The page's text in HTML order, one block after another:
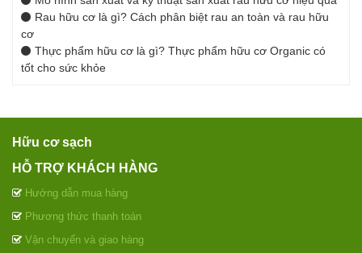
Rau hữu cơ là gì? Cách phân biệt rau an toàn và rau hữu
cơ
Thực phẩm hữu cơ là gì? Thực phẩm hữu cơ Organic có
tốt cho sức khỏe
Hữu cơ sạch
HỖ TRỢ KHÁCH HÀNG
Hướng dẫn mua hàng
Phương thức thanh toán
Vận chuyển và giao hàng